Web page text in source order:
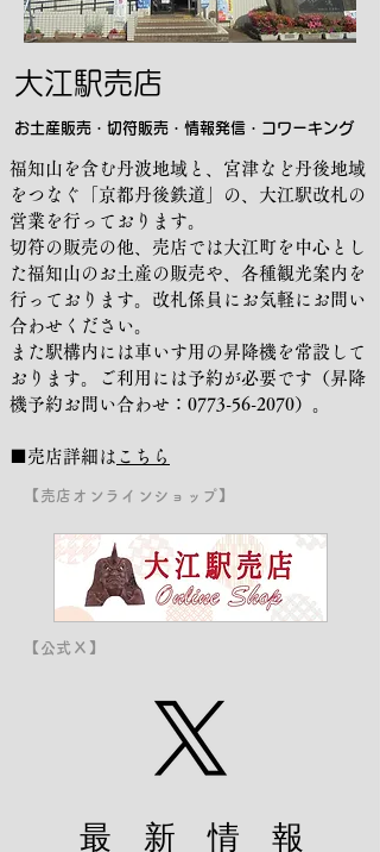
大江駅売店
お土産販売・切符販売・情報発信・コワーキング
福知山を含む丹波地域と、宮津など丹後地域
をつなぐ「京都丹後鉄道」の、大江駅改札の
営業を行っております。
切符の販売の他、売店では大江町を中心とし
た福知山のお土産の販売や、各種観光案内を
行っております。改札係員にお気軽にお問い
合わせください。
また駅構内には車いす用の昇降機を常設して
おります。ご利用には予約が必要です（昇降
機予約お問い合わせ：0773-56-2070）。
■売店詳細は こちら
【売店オンラインショップ】
【公式Ｘ】
最 新 情 報